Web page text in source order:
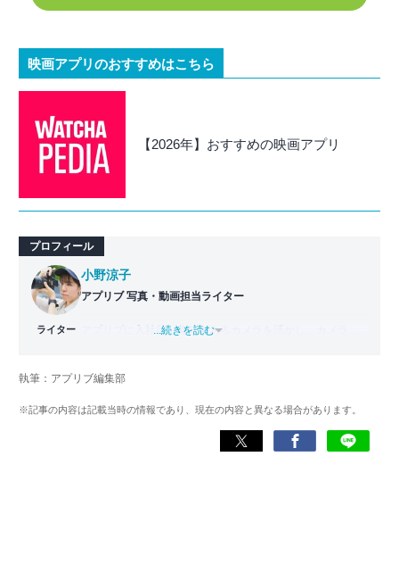
映画アプリのおすすめはこちら
【2026年】おすすめの映画アプリ
プロフィール
ライター
小野涼子
アプリブ 写真・動画担当ライター
アプリブに入社後、趣味であるカメラを活かし、カメラや
「誰でも本格的にアプリを使いこなせるようになるコンテ
...続きを読む
執筆：アプリブ編集部
※記事の内容は記載当時の情報であり、現在の内容と異なる場合があります。